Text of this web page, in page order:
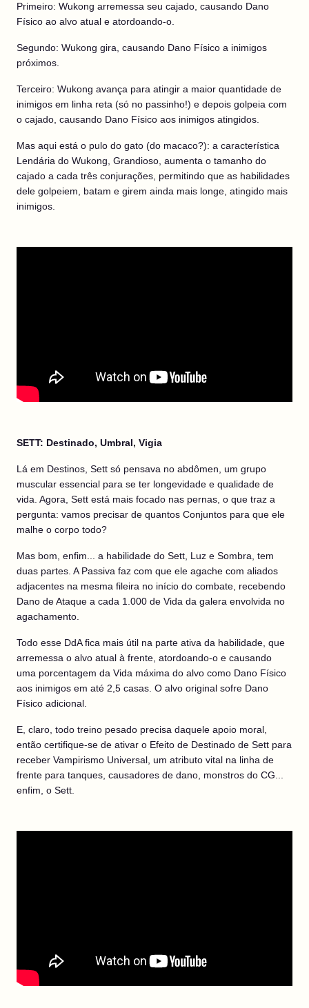
Primeiro: Wukong arremessa seu cajado, causando Dano
Físico ao alvo atual e atordoando-o.
Segundo: Wukong gira, causando Dano Físico a inimigos
próximos.
Terceiro: Wukong avança para atingir a maior quantidade de
inimigos em linha reta (só no passinho!) e depois golpeia com
o cajado, causando Dano Físico aos inimigos atingidos.
Mas aqui está o pulo do gato (do macaco?): a característica
Lendária do Wukong, Grandioso, aumenta o tamanho do
cajado a cada três conjurações, permitindo que as habilidades
dele golpeiem, batam e girem ainda mais longe, atingido mais
inimigos.
SETT: Destinado, Umbral, Vigia
Lá em Destinos, Sett só pensava no abdômen, um grupo
muscular essencial para se ter longevidade e qualidade de
vida. Agora, Sett está mais focado nas pernas, o que traz a
pergunta: vamos precisar de quantos Conjuntos para que ele
malhe o corpo todo?
Mas bom, enfim... a habilidade do Sett, Luz e Sombra, tem
duas partes. A Passiva faz com que ele agache com aliados
adjacentes na mesma fileira no início do combate, recebendo
Dano de Ataque a cada 1.000 de Vida da galera envolvida no
agachamento.
Todo esse DdA fica mais útil na parte ativa da habilidade, que
arremessa o alvo atual à frente, atordoando-o e causando
uma porcentagem da Vida máxima do alvo como Dano Físico
aos inimigos em até 2,5 casas. O alvo original sofre Dano
Físico adicional.
E, claro, todo treino pesado precisa daquele apoio moral,
então certifique-se de ativar o Efeito de Destinado de Sett para
receber Vampirismo Universal, um atributo vital na linha de
frente para tanques, causadores de dano, monstros do CG...
enfim, o Sett.